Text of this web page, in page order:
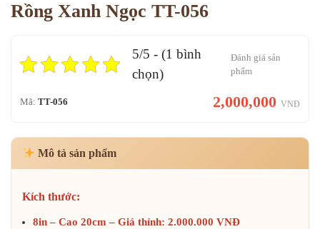
Rồng Xanh Ngọc TT-056
5/5 - (1 bình
chọn)
Đánh giá sản
phẩm
Mã: TT-056 2,000,000 VNĐ
Mô tả sản phẩm
Kích thước:
8in – Cao 20cm – Giá thỉnh: 2.000.000 VNĐ